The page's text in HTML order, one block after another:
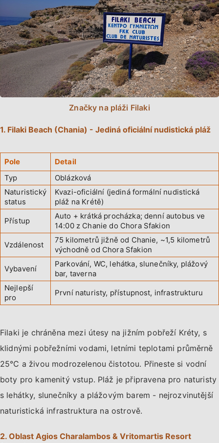
Značky na pláži Filaki
1. Filaki Beach (Chania) - Jediná oficiální nudistická pláž
Pole
Detail
Typ
Oblázková
Naturistický
status
Kvazi-oficiální (jediná formální nudistická
pláž na Krétě)
Přístup
Auto + krátká procházka; denní autobus ve
14:00 z Chanie do Chora Sfakion
Vzdálenost
75 kilometrů jižně od Chanie, ~1,5 kilometrů
východně od Chora Sfakion
Vybavení
Parkování, WC, lehátka, slunečníky, plážový
bar, taverna
Nejlepší
pro
První naturisty, přístupnost, infrastrukturu
Filaki je chráněna mezi útesy na jižním pobřeží Kréty, s
klidnými pobřežními vodami, letními teplotami průměrně
25°C a živou modrozelenou čistotou. Přineste si vodní
boty pro kamenitý vstup. Pláž je připravena pro naturisty
s lehátky, slunečníky a plážovým barem - nejrozvinutější
naturistická infrastruktura na ostrově.
2. Oblast Agios Charalambos & Vritomartis Resort